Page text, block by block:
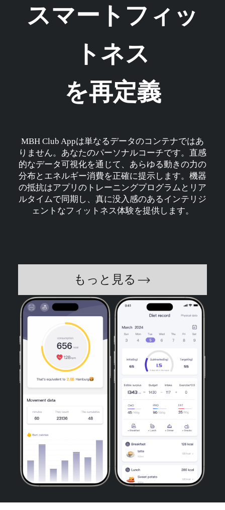
スマートフィッ
トネス
を再定義
MBH Club Appは単なるデータのコンテナではあ
りません。あなたのパーソナルコーチです。直感
的なデータ可視化を通じて、あらゆる動きの力の
分布とエネルギー消費を正確に提示します。機器
の抵抗はアプリのトレーニングプログラムとリア
ルタイムで同期し、真に没入感のあるインテリジ
ェントなフィットネス体験を提供します。
もっと見る